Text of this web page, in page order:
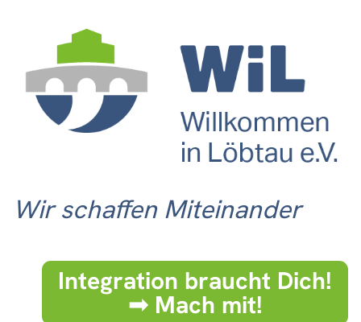
Wir schaffen Miteinander
Integration braucht Dich!
➟ Mach mit!